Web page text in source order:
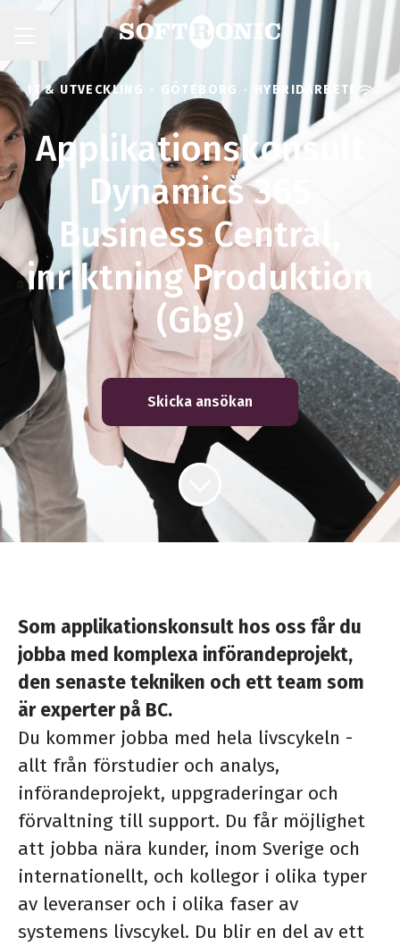
KARRIÄRMENY
IT & UTVECKLING · GÖTEBORG · HYBRIDARBETE
Applikationskonsult
Dynamics 365
Business Central,
inriktning Produktion
(Gbg)
Skicka ansökan
Som applikationskonsult hos oss får du
jobba med komplexa införandeprojekt,
den senaste tekniken och ett team som
är experter på BC.
Du kommer jobba med hela livscykeln -
allt från förstudier och analys,
införandeprojekt, uppgraderingar och
förvaltning till support. Du får möjlighet
att jobba nära kunder, inom Sverige och
internationellt, och kollegor i olika typer
av leveranser och i olika faser av
systemens livscykel. Du blir en del av ett